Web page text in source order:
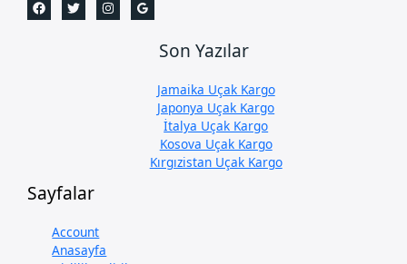
Son Yazılar
Jamaika Uçak Kargo
Japonya Uçak Kargo
İtalya Uçak Kargo
Kosova Uçak Kargo
Kırgızistan Uçak Kargo
Sayfalar
Account
Anasayfa